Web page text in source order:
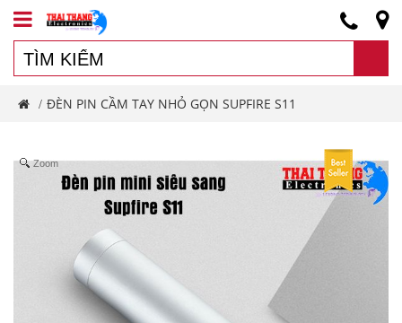
/ ĐÈN PIN CẦM TAY NHỎ GỌN SUPFIRE S11
Zoom